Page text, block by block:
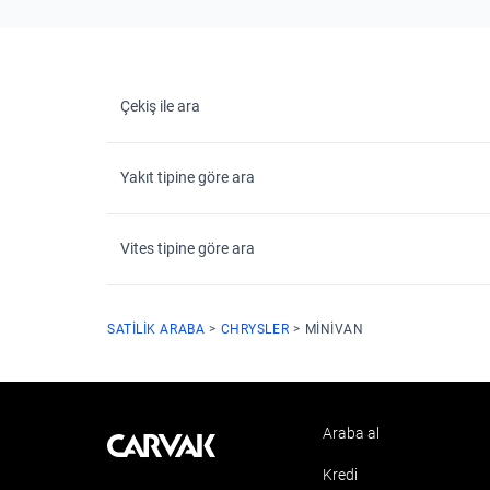
Çekiş ile ara
Yakıt tipine göre ara
Vites tipine göre ara
SATILIK ARABA CHRYSLER MINIVAN
Kavak Araba al
Kredi